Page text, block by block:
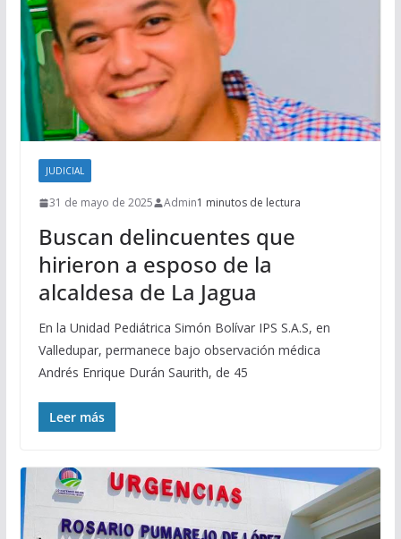
JUDICIAL
31 de mayo de 2025 Admin1 minutos de lectura
Buscan delincuentes que
hirieron a esposo de la
alcaldesa de La Jagua
En la Unidad Pediátrica Simón Bolívar IPS S.A.S, en
Valledupar, permanece bajo observación médica
Andrés Enrique Durán Saurith, de 45
Leer más